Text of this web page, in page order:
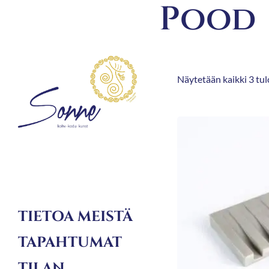
TIETOA MEISTÄ
TAPAHTUMAT
Pood
Näytetään kaikki 3